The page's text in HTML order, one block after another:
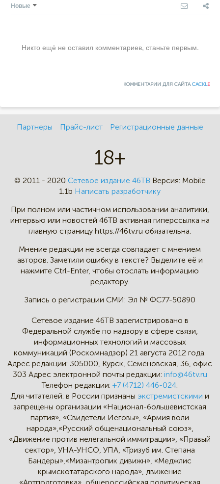
Новые
Никто ещё не оставил комментариев, станьте первым.
КОММЕНТАРИИ ДЛЯ САЙТАCACKLE
Партнеры Прайс-лист Регистрационные данные
18+
© 2011 - 2020 Сетевое издание 46ТВ Версия: Mobile
1.1b Написать разработчику
При полном или частичном использовании аналитики,
интервью или новостей 46TB активная гиперссылка на
главную страницу https://46tv.ru обязательна.
Мнение редакции не всегда совпадает с мнением
авторов. Заметили ошибку в тексте? Выделите её и
нажмите Ctrl-Enter, чтобы отослать информацию
редактору.
Запись о регистрации СМИ: Эл № ФС77-50890
Сетевое издание 46ТВ зарегистрировано в
Федеральной службе по надзору в сфере связи,
информационных технологий и массовых
коммуникаций (Роскомнадзор) 21 августа 2012 года.
Адрес редакции: 305000, Курск, Семёновская, 36, офис
303 Адрес электронной почты редакции: info@46tv.ru
Телефон редакции: +7 (4712) 446-024
Для читателей: в России признаныэкстремистскими и
запрещены организации «Национал-большевистская
партия», «Свидетели Иеговы», «Армия воли
народа»,«Русский общенациональный союз»,
«Движение против нелегальной иммиграции», «Правый
сектор», УНА-УНСО, УПА, «Тризуб им. Степана
Бандеры»,«Мизантропик дивижн», «Меджлис
крымскотатарского народа», движение
«Артподготовка», общероссийская политическая